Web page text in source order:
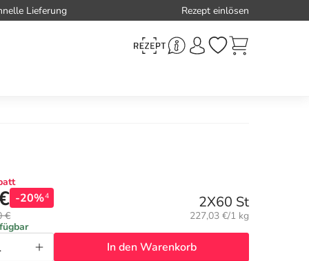
Lieferung Rezept einlösen
-20%4
€
2X60 St
Grundpreis:
227,03 €/1 kg
In den Warenkorb